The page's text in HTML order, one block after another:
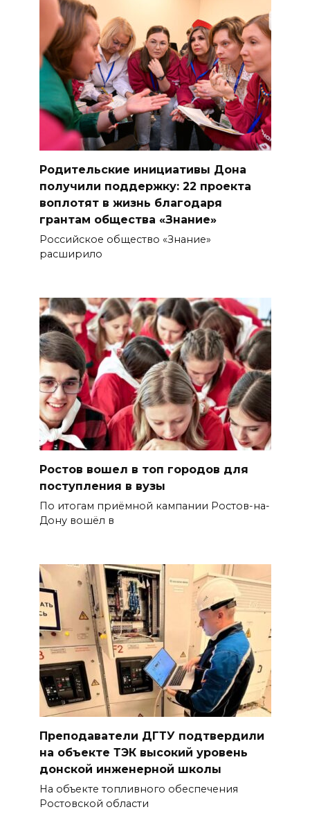
Родительские инициативы Дона
получили поддержку: 22 проекта
воплотят в жизнь благодаря
грантам общества «Знание»
Российское общество «Знание»
расширило
Ростов вошел в топ городов для
поступления в вузы
По итогам приёмной кампании Ростов-на-
Дону вошёл в
Преподаватели ДГТУ подтвердили
на объекте ТЭК высокий уровень
донской инженерной школы
На объекте топливного обеспечения
Ростовской области